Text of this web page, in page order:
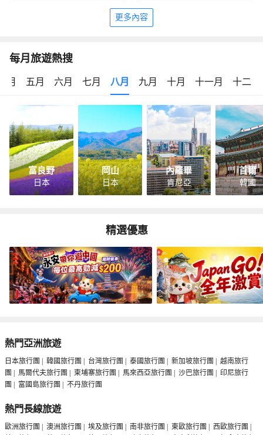
更多內容
每月旅遊熱搜
月 五月 六月 七月 八月 九月 十月 十一月 十二月
富良野
日本
岡山
日本
內羅畢
肯尼亞
首爾
韓國
精選優惠
熱門亞洲旅遊
日本旅行團 | 韓國旅行團 | 台灣旅行團 | 泰國旅行團 | 新加坡旅行團 | 越南旅行
團 | 馬爾代夫旅行團 | 柬埔寨旅行團 | 馬來西亞旅行團 | 沙巴旅行團 | 印尼旅行
團 | 富國島旅行團 | 不丹旅行團
熱門長線旅遊
歐洲旅行團 | 澳洲旅行團 | 埃及旅行團 | 南非旅行團 | 東歐旅行團 | 西歐旅行團 |